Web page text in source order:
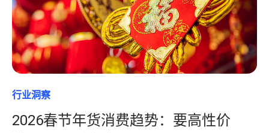
行业洞察
2026春节年货消费趋势：要高性价